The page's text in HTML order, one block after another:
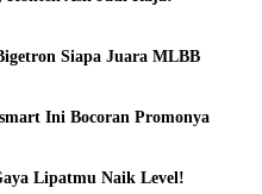
Siapa Juara MLBB
Ini Bocoran Promonya
Lipatmu Naik Level!